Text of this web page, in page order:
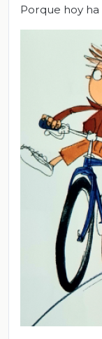
Porque hoy ha